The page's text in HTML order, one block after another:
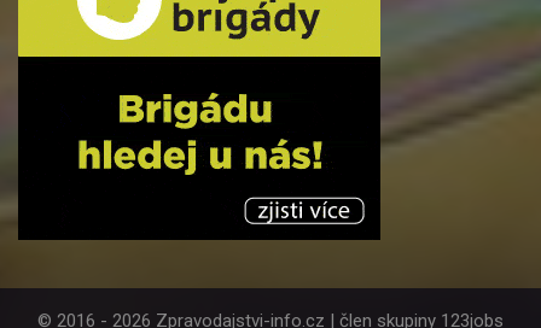
© 2016 - 2026 Zpravodajstvi-info.cz | člen skupiny 123jobs